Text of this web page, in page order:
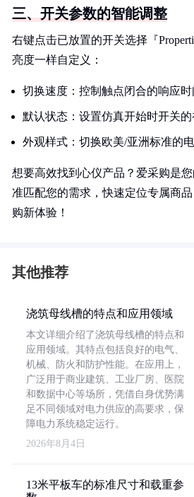
三、开关参数的智能调整
右键点击已放置的开关选择『
亮度一样自定义：
切换速度：控制触点闭合的响应时
默认状态：设置仿真开始时开关
外观样式：切换欧美/亚洲标准的
想要高效找到心仪产品？爱采购是
准匹配您的需求，快速定位专属商
购新体验！
其他推荐
浇筑母线槽的特点和应用领域
本文详细介绍了浇筑母线槽的特点和
应用领域。其特点包括良好的电气、
机械、防火和防护性能。在应用上，
广泛用于商业建筑、工业厂房、医院
和数据中心等场所，凭借自身优势满
足不同领域对电力供应的高要求，保
障电力系统稳定运行。
2026年8月4日
13米平板车的标准尺寸和载重参